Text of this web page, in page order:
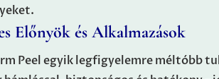
Előnyök és Alkalmazások
Peel egyik legfigyelemre méltóbb